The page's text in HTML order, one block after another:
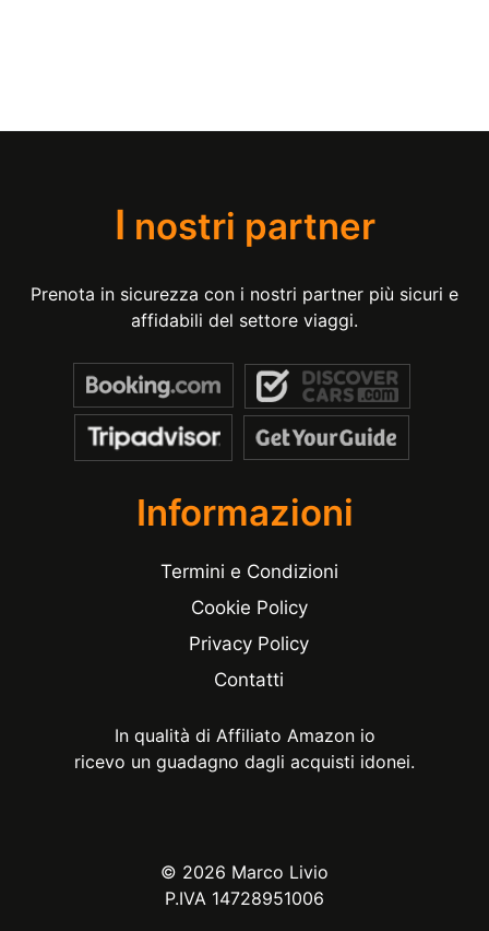
I nostri partner
Prenota in sicurezza con i nostri partner più sicuri e
affidabili del settore viaggi.
Informazioni
Termini e Condizioni
Cookie Policy
Privacy Policy
Contatti
In qualità di Affiliato Amazon io
ricevo un guadagno dagli acquisti idonei.
© 2026 Marco Livio
P.IVA 14728951006